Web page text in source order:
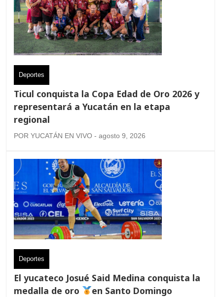
Deportes
Ticul conquista la Copa Edad de Oro 2026 y
representará a Yucatán en la etapa
regional
POR YUCATÁN EN VIVO - agosto 9, 2026
Deportes
El yucateco Josué Said Medina conquista la
medalla de oro
en Santo Domingo